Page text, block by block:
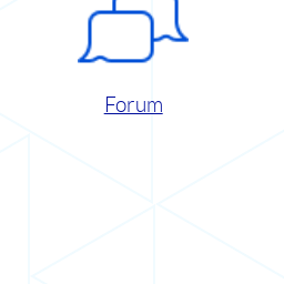
Forum